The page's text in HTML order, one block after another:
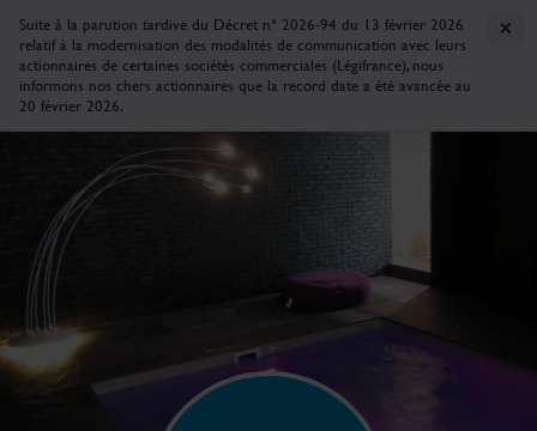
Suite à la parution tardive du Décret n° 2026-94 du 13 février 2026
relatif à la modernisation des modalités de communication avec leurs
actionnaires de certaines sociétés commerciales (Légifrance), nous
informons nos chers actionnaires que la record date a été avancée au
20 février 2026.
×